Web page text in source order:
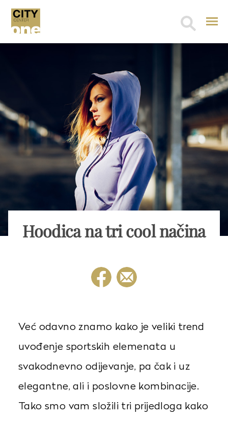
Search
Hoodica na tri cool načina
Već odavno znamo kako je veliki trend
uvođenje sportskih elemenata u
svakodnevno odijevanje, pa čak i uz
elegantne, ali i poslovne kombinacije.
Tako smo vam složili tri prijedloga kako